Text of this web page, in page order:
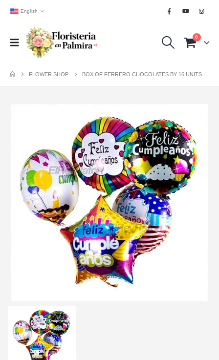
English
0
FLOWER SHOP BOX OF FERRERO CHOCOLATES BY 16 UNITS